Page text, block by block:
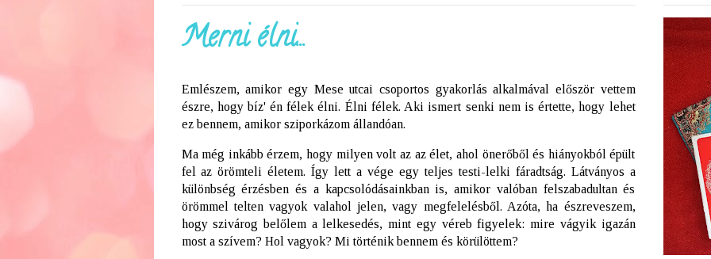
Merni élni...
Emlészem, amikor egy Mese utcai csoportos gyakorlás alkalmával először vettem
észre, hogy bíz' én félek élni. Élni félek. Aki ismert senki nem is értette, hogy lehet
ez bennem, amikor sziporkázom állandóan.
Ma még inkább érzem, hogy milyen volt az az élet, ahol önerőből és hiányokból épült
fel az örömteli életem. Így lett a vége egy teljes testi-lelki fáradtság. Látványos a
különbség érzésben és a kapcsolódásainkban is, amikor valóban felszabadultan és
örömmel telten vagyok valahol jelen, vagy megfelelésből. Azóta, ha észreveszem,
hogy szivárog belőlem a lelkesedés, mint egy véreb figyelek: mire vágyik igazán
most a szívem? Hol vagyok? Mi történik bennem és körülöttem?